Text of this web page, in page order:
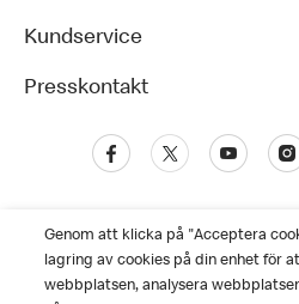
Kundservice
Presskontakt
Genom att klicka på "Acceptera
lagring av cookies på din enhet för
webbplatsen, analysera